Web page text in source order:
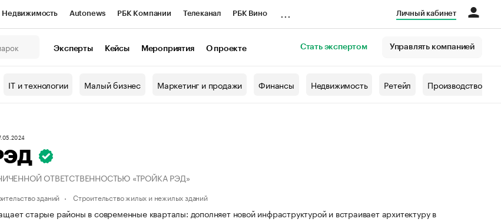
Недвижимость Autonews РБК Компании Телеканал РБК Вино
контрагентов
Личный кабинет
Эксперты Кейсы Мероприятия О проекте Стать экспертом Управлять компанией
IT и технологии Малый бизнес Маркетинг и продажи Финансы Недвижимость Ретейл Производство
ОТВЕТСТВЕННОСТЬЮ «ТРОЙКА РЭД»
зданий Строительство жилых и нежилых зданий
старые районы в современные кварталы: дополняет новой инфраструктурой и встраивает архитектуру в